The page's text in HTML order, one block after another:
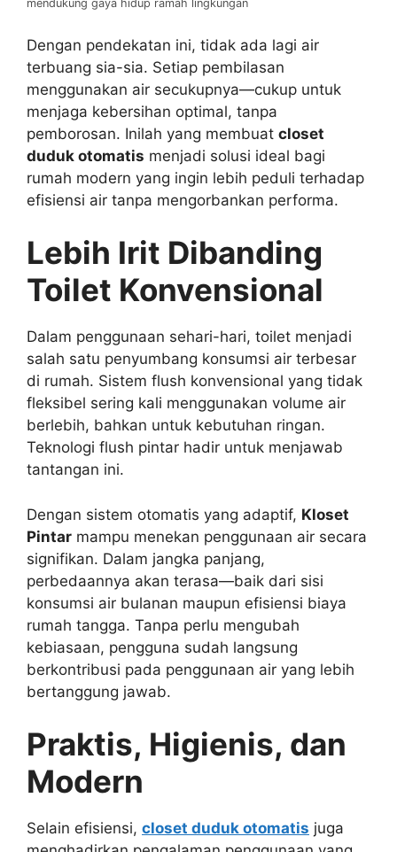
mendukung gaya hidup ramah lingkungan
Dengan pendekatan ini, tidak ada lagi air
terbuang sia-sia. Setiap pembilasan
menggunakan air secukupnya—cukup untuk
menjaga kebersihan optimal, tanpa
pemborosan. Inilah yang membuat closet
duduk otomatis menjadi solusi ideal bagi
rumah modern yang ingin lebih peduli terhadap
efisiensi air tanpa mengorbankan performa.
Lebih Irit Dibanding
Toilet Konvensional
Dalam penggunaan sehari-hari, toilet menjadi
salah satu penyumbang konsumsi air terbesar
di rumah. Sistem flush konvensional yang tidak
fleksibel sering kali menggunakan volume air
berlebih, bahkan untuk kebutuhan ringan.
Teknologi flush pintar hadir untuk menjawab
tantangan ini.
Dengan sistem otomatis yang adaptif, Kloset
Pintar mampu menekan penggunaan air secara
signifikan. Dalam jangka panjang,
perbedaannya akan terasa—baik dari sisi
konsumsi air bulanan maupun efisiensi biaya
rumah tangga. Tanpa perlu mengubah
kebiasaan, pengguna sudah langsung
berkontribusi pada penggunaan air yang lebih
bertanggung jawab.
Praktis, Higienis, dan
Modern
Selain efisiensi, closet duduk otomatis juga